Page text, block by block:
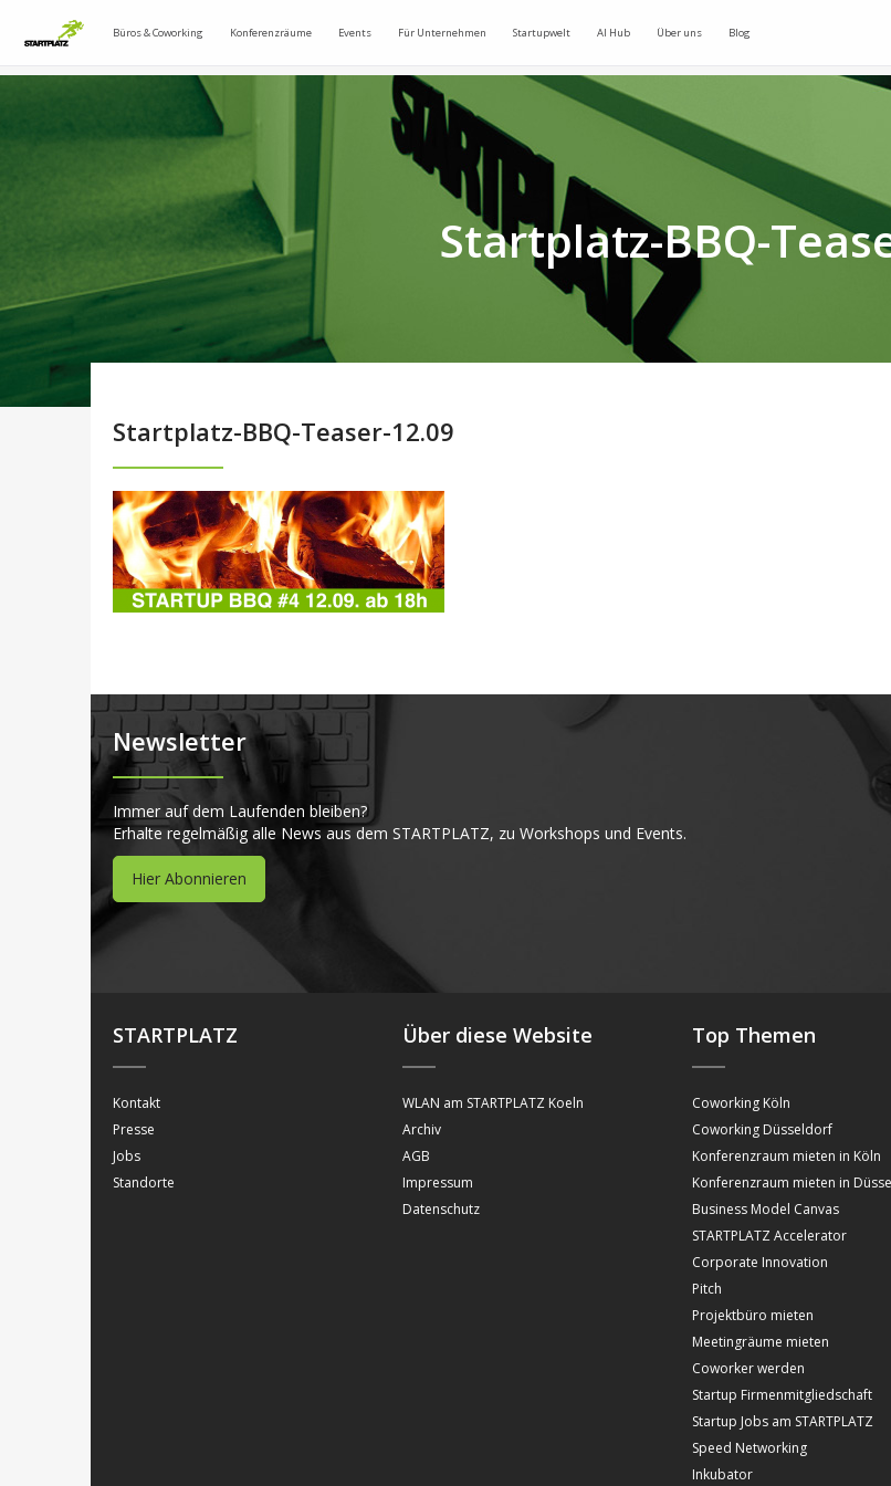
Büros & Coworking Konferenzräume Events Für Unternehmen Startupwelt AI Hub Über uns Blog
Startplatz-BBQ-
Startplatz-BBQ-Teaser-12.09
Newsletter
Immer auf dem Laufenden bleiben?
Erhalte regelmäßig alle News aus dem STARTPLATZ, zu Workshops und Events.
Hier Abonnieren
STARTPLATZ
Kontakt
Presse
Jobs
Standorte
Über diese Website
WLAN am STARTPLATZ Koeln
Archiv
AGB
Impressum
Datenschutz
Top Themen
Coworking Köln
Coworking Düsseldorf
Konferenzraum mieten in Köln
Konferenzraum mieten in
Business Model Canvas
STARTPLATZ Accelerator
Corporate Innovation
Pitch
Projektbüro mieten
Meetingräume mieten
Coworker werden
Startup Firmenmitgliedschaft
Startup Jobs am STARTPLATZ
Speed Networking
Inkubator